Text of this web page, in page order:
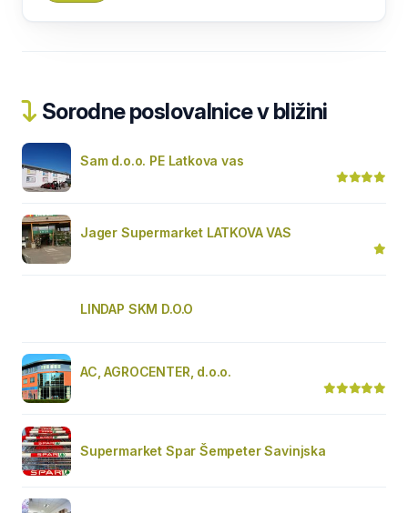
Sorodne poslovalnice v bližini
Sam d.o.o. PE Latkova vas
Jager Supermarket LATKOVA VAS
LINDAP SKM D.O.O
AC, AGROCENTER, d.o.o.
Supermarket Spar Šempeter Savinjska